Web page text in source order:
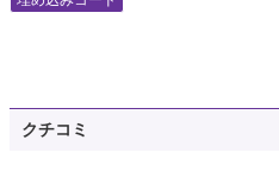
クチコミ